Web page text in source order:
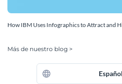
How IBM Uses Infographics to Attract and
Más de nuestro blog >
Español